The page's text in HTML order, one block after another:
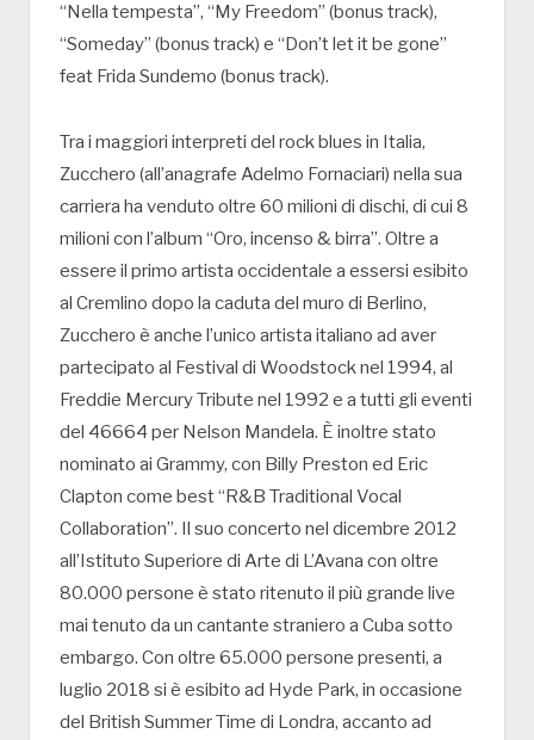
“Nella tempesta”, “My Freedom” (bonus track),
“Someday” (bonus track) e “Don’t let it be gone”
feat Frida Sundemo (bonus track).
Tra i maggiori interpreti del rock blues in Italia,
Zucchero (all’anagrafe Adelmo Fornaciari) nella sua
carriera ha venduto oltre 60 milioni di dischi, di cui 8
milioni con l’album “Oro, incenso & birra”. Oltre a
essere il primo artista occidentale a essersi esibito
al Cremlino dopo la caduta del muro di Berlino,
Zucchero è anche l’unico artista italiano ad aver
partecipato al Festival di Woodstock nel 1994, al
Freddie Mercury Tribute nel 1992 e a tutti gli eventi
del 46664 per Nelson Mandela. È inoltre stato
nominato ai Grammy, con Billy Preston ed Eric
Clapton come best “R&B Traditional Vocal
Collaboration”. Il suo concerto nel dicembre 2012
all’Istituto Superiore di Arte di L’Avana con oltre
80.000 persone è stato ritenuto il più grande live
mai tenuto da un cantante straniero a Cuba sotto
embargo. Con oltre 65.000 persone presenti, a
luglio 2018 si è esibito ad Hyde Park, in occasione
del British Summer Time di Londra, accanto ad